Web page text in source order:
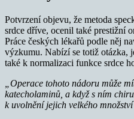
Potvrzení objevu, že metoda
srdce dříve, ocenil také prestižní
Práce českých lékařů podle něj
výzkumu. Nabízí se totiž otázka,
také k normalizaci funkce srdce
„Operace tohoto nádoru může
katecholaminů, a když s ním
k uvolnění jejich velkého